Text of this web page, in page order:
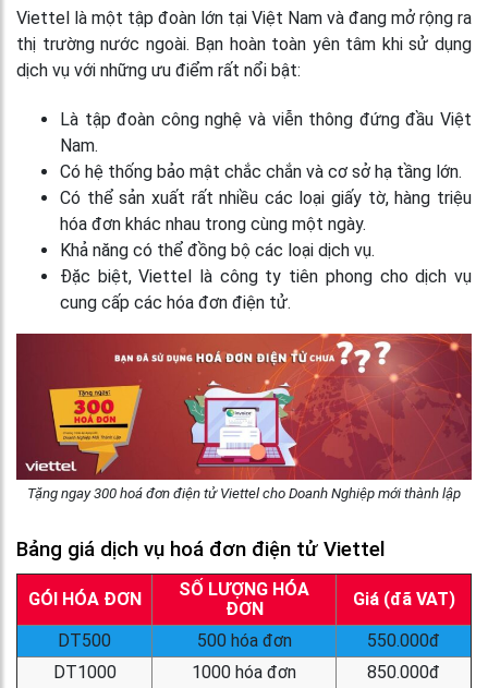
Viettel là một tập đoàn lớn tại Việt Nam và đang mở rộng ra
thị trường nước ngoài. Bạn hoàn toàn yên tâm khi sử dụng
dịch vụ với những ưu điểm rất nổi bật:
Là tập đoàn công nghệ và viễn thông đứng đầu Việt
Nam.
Có hệ thống bảo mật chắc chắn và cơ sở hạ tầng lớn.
Có thể sản xuất rất nhiều các loại giấy tờ, hàng triệu
hóa đơn khác nhau trong cùng một ngày.
Khả năng có thể đồng bộ các loại dịch vụ.
Đặc biệt, Viettel là công ty tiên phong cho dịch vụ
cung cấp các hóa đơn điện tử.
Tặng ngay 300 hoá đơn điện tử Viettel cho Doanh Nghiệp mới thành lập
Bảng giá dịch vụ hoá đơn điện tử Viettel
GÓI HÓA ĐƠN
SỐ LƯỢNG HÓA
ĐƠN
Giá (đã VAT)
DT500
500 hóa đơn
550.000đ
DT1000
1000 hóa đơn 850.000đ